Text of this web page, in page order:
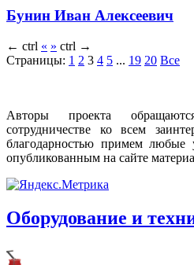
Бунин Иван Алексеевич
← ctrl « » ctrl →
Страницы: 1 2 3 4 5 ... 19 20 Все
Авторы проекта
сотрудничестве ко всем
благодарностью примем любые
опубликованным на сайте
Оборудование и